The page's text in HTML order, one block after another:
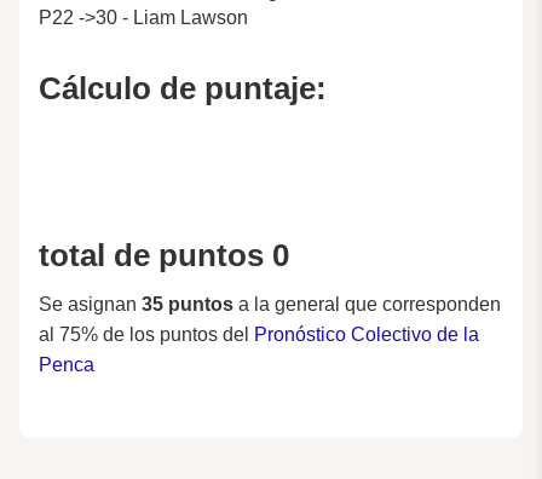
P22 ->30 - Liam Lawson
Cálculo de puntaje:
total de puntos 0
Se asignan 35 puntos a la general que corresponden
al 75% de los puntos del Pronóstico Colectivo de la
Penca